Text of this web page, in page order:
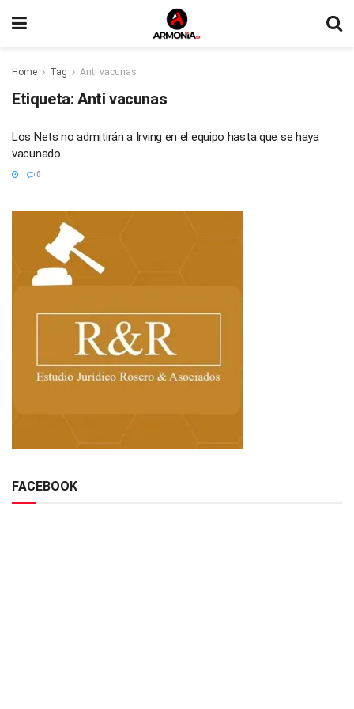
Home Tag Anti vacunas
Etiqueta: Anti vacunas
Los Nets no admitirán a Irving en el equipo hasta que se haya
vacunado
0
FACEBOOK